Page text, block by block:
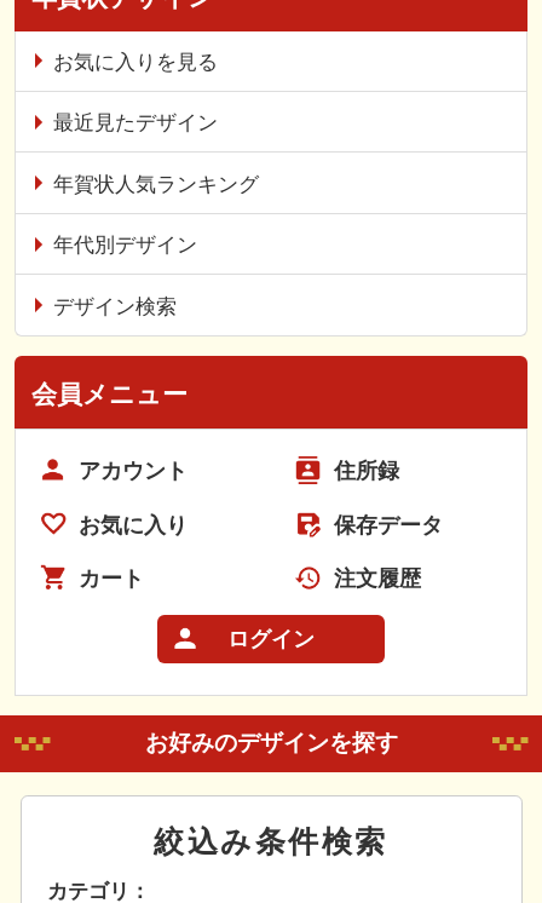
お気に入りを見る
最近見たデザイン
年賀状人気ランキング
年代別デザイン
デザイン検索
会員メニュー
アカウント 住所録
お気に入り 保存データ
カート 注文履歴
ログイン
お好みのデザインを探す
絞込み条件検索
カテゴリ：